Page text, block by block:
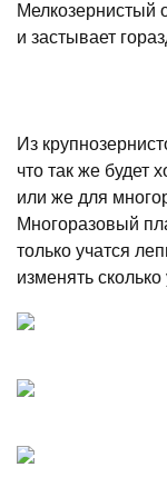
Мелкозернистый
и застывает
Из
что так же будет
или же для
Многоразовый
только учатся
изменять сколько